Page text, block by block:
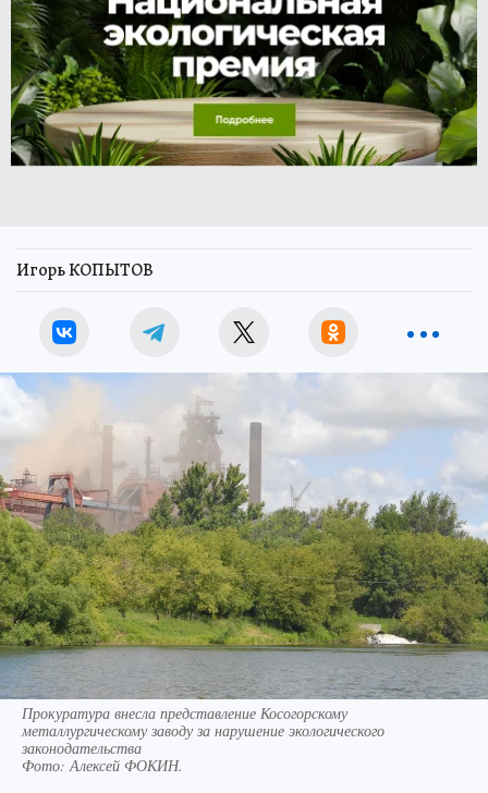
Игорь КОПЫТОВ
Прокуратура внесла представление Косогорскому
металлургическому заводу за нарушение экологического
законодательства
Фото:Алексей ФОКИН.